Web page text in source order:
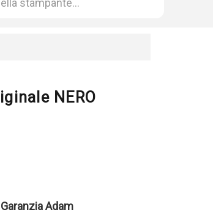
NERO
Garanzia Adam